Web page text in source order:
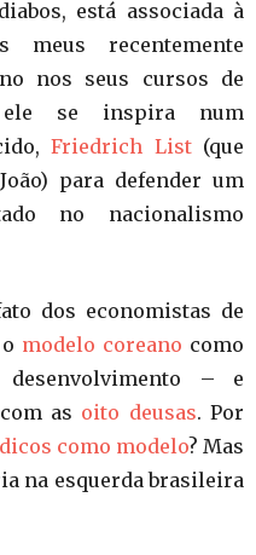
está associada à
meus recentemente
nos seus cursos de
ele se inspira num
Friedrich List(que
para defender um
no nacionalismo
dos economistas de
modelo coreano como
– e
as oito deusas. Por
como modelo? Mas
na esquerda brasileira